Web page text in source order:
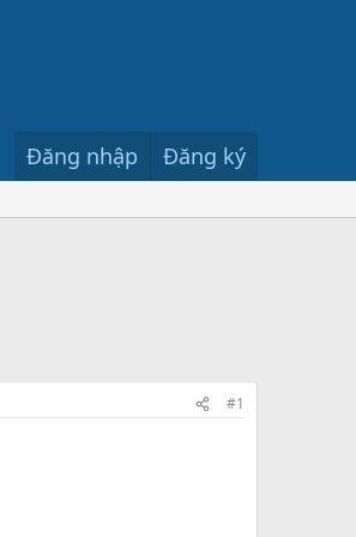
Đăng nhập Đăng ký
#1